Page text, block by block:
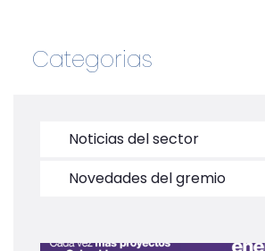
Categorias
Noticias del sector
Novedades del gremio